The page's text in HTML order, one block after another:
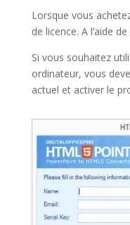
Lorsque vous
de licence. A l’aide
Si vous souhaitez
ordinateur, vous
actuel et activer le